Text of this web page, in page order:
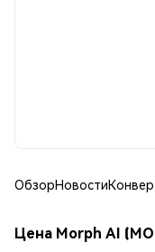
ОбзорНовости
Цена Morph AI